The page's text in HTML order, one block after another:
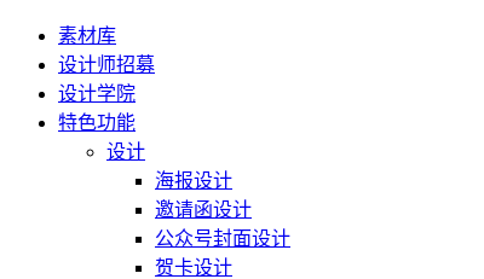
素材库
设计师招募
设计学院
特色功能
设计
海报设计
邀请函设计
公众号封面设计
贺卡设计